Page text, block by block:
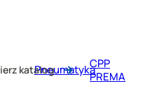
katalog
PneumatykaCPP
PREMA